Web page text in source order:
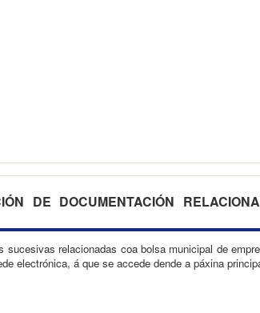
DE DOCUMENTACIÓN
relacionadas coa bolsa municipal de
electrónica, á que se accede dende a páxina